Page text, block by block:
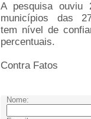
A pesquisa ouviu
municípios das
tem nível de
percentuais.
Contra Fatos
Nome: